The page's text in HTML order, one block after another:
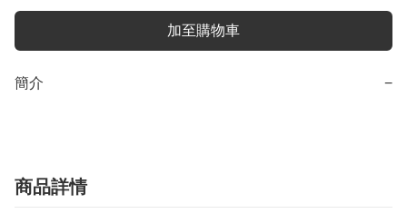
加至購物車
簡介 −
商品詳情